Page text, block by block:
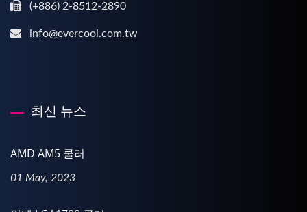
(+886) 2-8512-2890
info@evercool.com.tw
최신 뉴스
AMD AM5 쿨러
01 May, 2023